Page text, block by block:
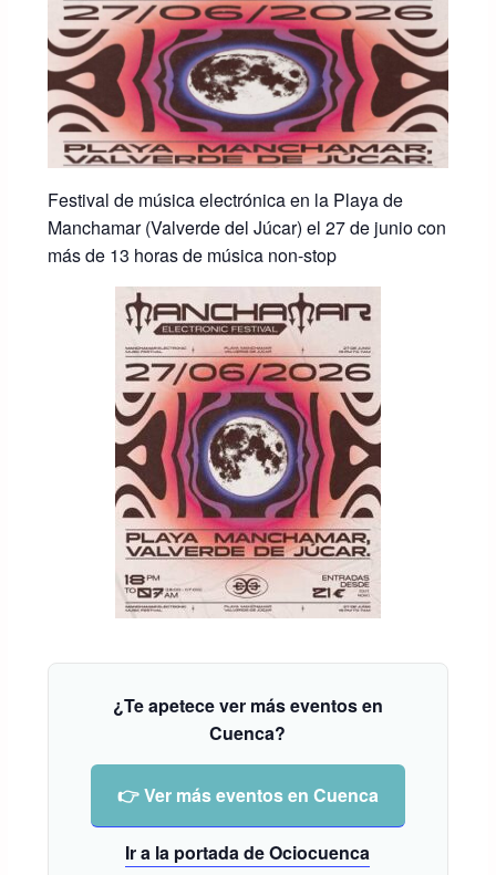
Festival de músicaelectrónicaen la Playade
Manchamar (Valverdedel Júcar) el 27de juniocon
másde 13 horasde música non-stop
¿Te apetece ver más eventos en
Cuenca?
👉 Ver más eventos en Cuenca
Ir a la portada de Ociocuenca